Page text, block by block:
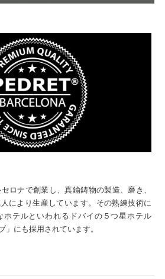
ロナで創業し、真鍮鋳物の製造、磨き、
により生産しています。その熟練技術に
ホテルといわれるドバイの５つ星ホテル
」にも採用されています。